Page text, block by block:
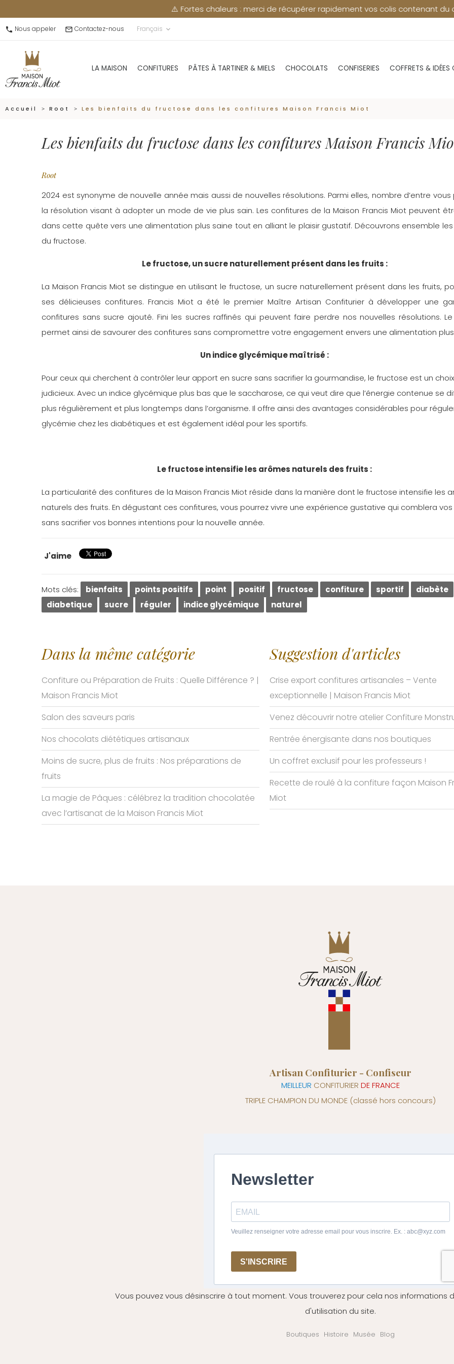
⚠️ Fortes chaleurs : merci de récupérer rapidement vos colis contenant du
call Nous appeler mail_outline Contactez-nous Français keyboard_arrow_down
LA MAISON CONFITURES PÂTES À TARTINER & MIELS CHOCOLATS CONFISERIES COFFRETS & IDÉES
Accueil Root Les bienfaits du fructose dans les confitures Maison Francis Miot
Les bienfaits du fructose dans les confitures Maison Francis
Root
2024 est synonyme de nouvelle année mais aussi de nouvelles résolutions. Parmi elles, nombre d’entre
la résolution visant à adopter un mode de vie plus sain. Les confitures de la Maison Francis Miot peuvent
dans cette quête vers une alimentation plus saine tout en alliant le plaisir gustatif. Découvrons ensemble
du fructose.
Le fructose, un sucre naturellement présent dans les fruits :
La Maison Francis Miot se distingue en utilisant le fructose, un sucre naturellement présent dans les fruits,
ses délicieuses confitures. Francis Miot a été le premier Maître Artisan Confiturier à développer une
confitures sans sucre ajouté. Fini les sucres raffinés qui peuvent faire perdre nos nouvelles résolutions.
permet ainsi de savourer des confitures sans compromettre votre engagement envers une alimentation
Un indice glycémique maîtrisé :
Pour ceux qui cherchent à contrôler leur apport en sucre sans sacrifier la gourmandise, le fructose est un choix
judicieux. Avec un indice glycémique plus bas que le saccharose, ce qui veut dire que l’énergie contenue se
plus régulièrement et plus longtemps dans l’organisme. Il offre ainsi des avantages considérables pour
glycémie chez les diabétiques et est également idéal pour les sportifs.
Le fructose intensifie les arômes naturels des fruits :
La particularité des confitures de la Maison Francis Miot réside dans la manière dont le fructose intensifie les
naturels des fruits. En dégustant ces confitures, vous pourrez vivre une expérience gustative qui comblera
sans sacrifier vos bonnes intentions pour la nouvelle année.
J'aime
Mots clés: bienfaits points positifs point positif fructose confiture sportif
diabète
diabetique
sucre réguler indice glycémique naturel
Dans la même catégorie
Confiture ou Préparation de Fruits : Quelle Différence ? |
Maison Francis Miot
Salon des saveurs paris
Nos chocolats diététiques artisanaux
Moins de sucre, plus de fruits : Nos préparations de
fruits
La magie de Pâques : célébrez la tradition chocolatée
avec l’artisanat de la Maison Francis Miot
Suggestion d'articles
Crise export confitures artisanales – Vente
exceptionnelle | Maison Francis Miot
Venez découvrir notre atelier Confiture
Rentrée énergisante dans nos boutiques
Un coffret exclusif pour les professeurs !
Recette de roulé à la confiture façon Maison
Miot
Artisan Confiturier - Confiseur
MEILLEUR CONFITURIER DE FRANCE
TRIPLE CHAMPION DU MONDE (classé hors concours)
Vous pouvez vous désinscrire à tout moment. Vous trouverez pour cela nos informations
d'utilisation du site.
Boutiques Histoire Musée Blog